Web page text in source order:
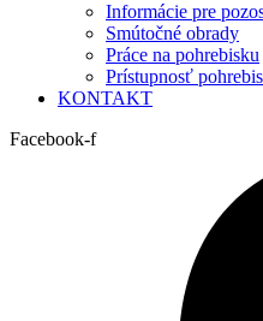
Informácie pre
Smútočné obrady
Práce na pohrebisku
Prístupnosť
KONTAKT
Facebook-f